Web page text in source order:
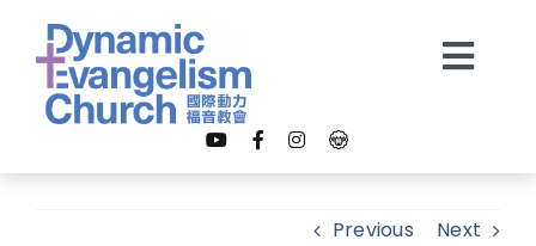
content
Previous Next